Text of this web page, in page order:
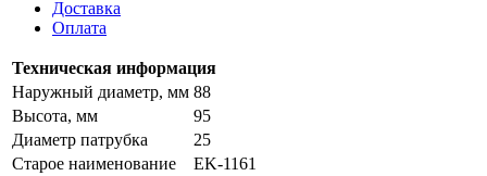
Доставка
Оплата
Техническая информация
Наружный диаметр, мм 88
Высота, мм
95
Диаметр патрубка
25
Старое наименование
EK-1161